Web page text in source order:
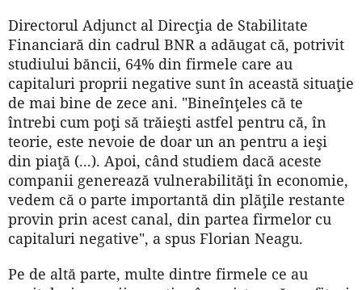
Directorul Adjunct al Direcţia de Stabilitate
Financiară din cadrul BNR a adăugat că, potrivit
studiului băncii, 64% din firmele care au
capitaluri proprii negative sunt în această situaţie
de mai bine de zece ani. "Bineînţeles că te
întrebi cum poţi să trăieşti astfel pentru că, în
teorie, este nevoie de doar un an pentru a ieşi
din piaţă (...). Apoi, când studiem dacă aceste
companii generează vulnerabilităţi în economie,
vedem că o parte importantă din plăţile restante
provin prin acest canal, din partea firmelor cu
capitaluri negative", a spus Florian Neagu.
Pe de altă parte, multe dintre firmele ce au